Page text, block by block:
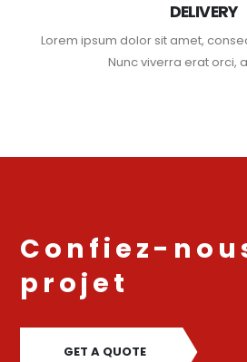
DELIVERY
Lorem ipsum dolor sit amet,
Nunc viverra erat orci,
Confiez-
projet
GET A QUOTE